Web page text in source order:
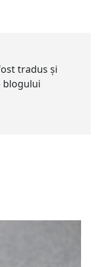
tradus și
blogului